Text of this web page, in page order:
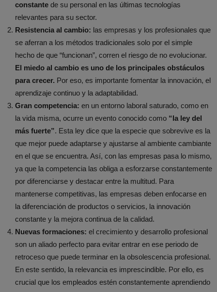
constante de su personal en las últimas tecnologías
relevantes para su sector.
Resistencia al cambio: las empresas y los profesionales que
se aferran a los métodos tradicionales solo por el simple
hecho de que “funcionan”, corren el riesgo de no evolucionar.
El miedo al cambio es uno de los principales obstáculos
para crecer. Por eso, es importante fomentar la innovación, el
aprendizaje continuo y la adaptabilidad.
Gran competencia: en un entorno laboral saturado, como en
la vida misma, ocurre un evento conocido como “la ley del
más fuerte”. Esta ley dice que la especie que sobrevive es la
que mejor puede adaptarse y ajustarse al ambiente cambiante
en el que se encuentra. Así, con las empresas pasa lo mismo,
ya que la competencia las obliga a esforzarse constantemente
por diferenciarse y destacar entre la multitud. Para
mantenerse competitivas, las empresas deben enfocarse en
la diferenciación de productos o servicios, la innovación
constante y la mejora continua de la calidad.
Nuevas formaciones: el crecimiento y desarrollo profesional
son un aliado perfecto para evitar entrar en ese periodo de
retroceso que puede terminar en la obsolescencia profesional.
En este sentido, la relevancia es imprescindible. Por ello, es
crucial que los empleados estén constantemente aprendiendo